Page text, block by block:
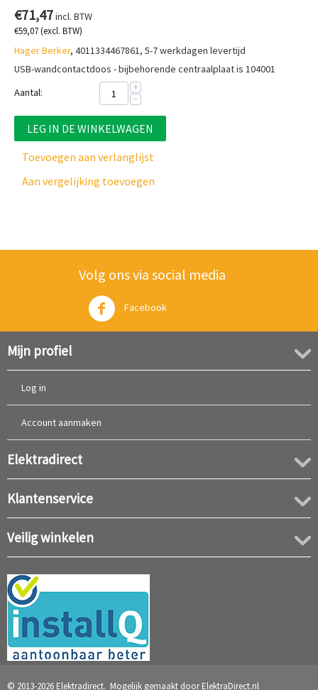
€71,47incl. BTW
€59,07(excl. BTW)
Hager Berker, 4011334467861, 5-7 werkdagen levertijd
USB-wandcontactdoos - bijbehorende centraalplaat is 104001
Aantal:
+
−
LEG IN DE WINKELWAGEN
Toevoegen aan verlanglijst
Aan vergelijking toevoegen
Volg ons via social media
Facebook
Mijn profiel
Log in
Account aanmaken
Elektradirect
Klantenservice
Veilig winkelen
© 2013-2026 Elektradirect. Mogelijk gemaakt doorElektraDirect.nl